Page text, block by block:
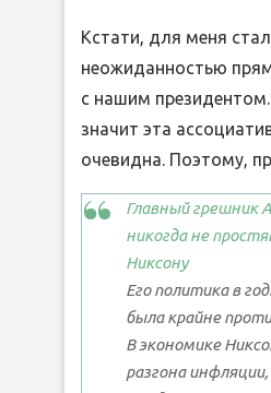
Кстати, для меня
неожиданностью
с нашим
значит эта
очевидна. Поэтому,
Главный грешник
никогда не
Никсону
Его политика в
была крайне
В экономике
разгона